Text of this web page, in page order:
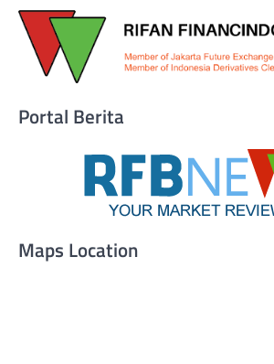
Portal Berita
Maps Location